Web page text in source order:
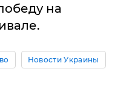
на
Новости Украины